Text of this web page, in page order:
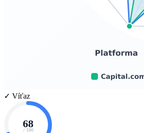
✓ Víťaz
68
/ 100